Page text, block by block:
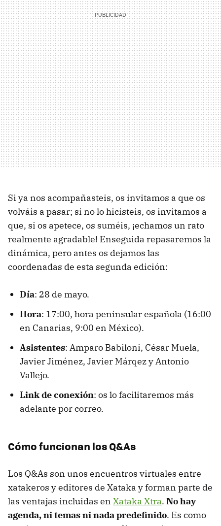
Si ya nos acompañasteis, os invitamos a que os
volváis a pasar; si no lo hicisteis, os invitamos a
que, si os apetece, os suméis, ¡echamos un rato
realmente agradable! Enseguida repasaremos la
dinámica, pero antes os dejamos las
coordenadas de esta segunda edición:
Día: 28 de mayo.
Hora: 17:00, hora peninsular española (16:00
en Canarias, 9:00 en México).
Asistentes: Amparo Babiloni, César Muela,
Javier Jiménez, Javier Márqez y Antonio
Vallejo.
Link de conexión: os lo facilitaremos más
adelante por correo.
Cómo funcionan los Q&As
Los Q&As son unos encuentros virtuales entre
xatakeros y editores de Xataka y forman parte de
las ventajas incluidas en Xataka Xtra. No hay
agenda, ni temas ni nada predefinido. Es como